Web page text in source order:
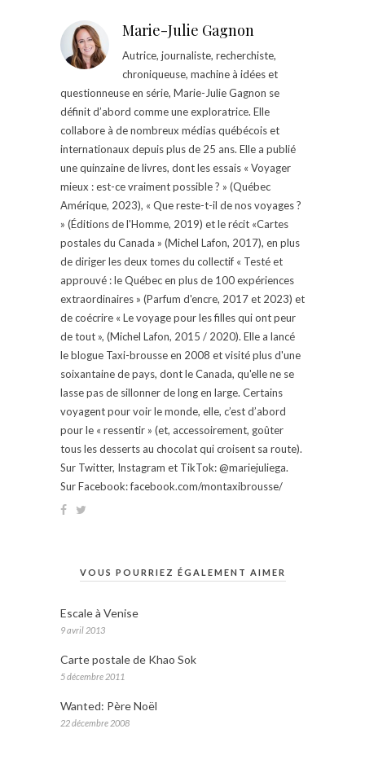
Marie-Julie Gagnon
Autrice, journaliste, recherchiste,
chroniqueuse, machine à idées et
questionneuse en série, Marie-Julie Gagnon se
définit d’abord comme une exploratrice. Elle
collabore à de nombreux médias québécois et
internationaux depuis plus de 25 ans. Elle a publié
une quinzaine de livres, dont les essais « Voyager
mieux : est-ce vraiment possible ? » (Québec
Amérique, 2023), « Que reste-t-il de nos voyages ?
» (Éditions de l'Homme, 2019) et le récit «Cartes
postales du Canada » (Michel Lafon, 2017), en plus
de diriger les deux tomes du collectif « Testé et
approuvé : le Québec en plus de 100 expériences
extraordinaires » (Parfum d'encre, 2017 et 2023) et
de coécrire « Le voyage pour les filles qui ont peur
de tout », (Michel Lafon, 2015 / 2020). Elle a lancé
le blogue Taxi-brousse en 2008 et visité plus d'une
soixantaine de pays, dont le Canada, qu'elle ne se
lasse pas de sillonner de long en large. Certains
voyagent pour voir le monde, elle, c’est d’abord
pour le « ressentir » (et, accessoirement, goûter
tous les desserts au chocolat qui croisent sa route).
Sur Twitter, Instagram et TikTok: @mariejuliega.
Sur Facebook: facebook.com/montaxibrousse/
VOUS POURRIEZ ÉGALEMENT AIMER
Escale à Venise
9 avril 2013
Carte postale de Khao Sok
5 décembre 2011
Wanted: Père Noël
22 décembre 2008